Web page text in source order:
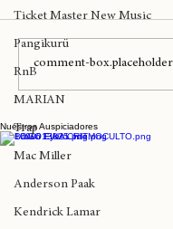
Amy Winehouse
Ticket Master New Music
Pangikurü
RnB
MARIAN
Trap
Mac Miller
Anderson Paak
Mañana llega
header.all-comments
Nuestros Auspiciadores